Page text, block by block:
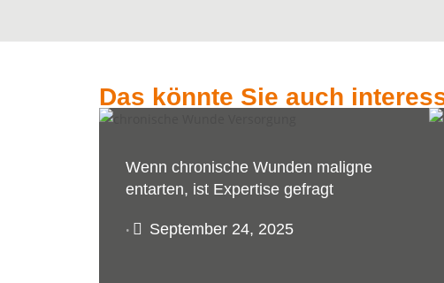
Das könnte Sie auch
Wenn chronische Wunden maligne
entarten, ist Expertise gefragt
• September 24, 2025